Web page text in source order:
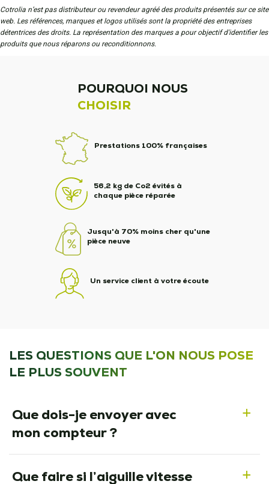
Cotrolia n’est pas distributeur ou revendeur agréé des produits présentés sur ce site
web. Les références, marques et logos utilisés sont la propriété des entreprises
détentrices des droits. La représentation des marques a pour objectif d'identifier les
produits que nous réparons ou reconditionnons.
POURQUOI NOUS
CHOISIR
Prestations 100% françaises
56,2 kg de Co2 évités à
chaque pièce réparée
Jusqu'à 70% moins cher qu'une
pièce neuve
Un service client à votre écoute
LES QUESTIONS QUE L'ON NOUS POSE
LE PLUS SOUVENT
a
Que dois-je envoyer avec
mon compteur ?
a
Que faire si l’aiguille vitesse